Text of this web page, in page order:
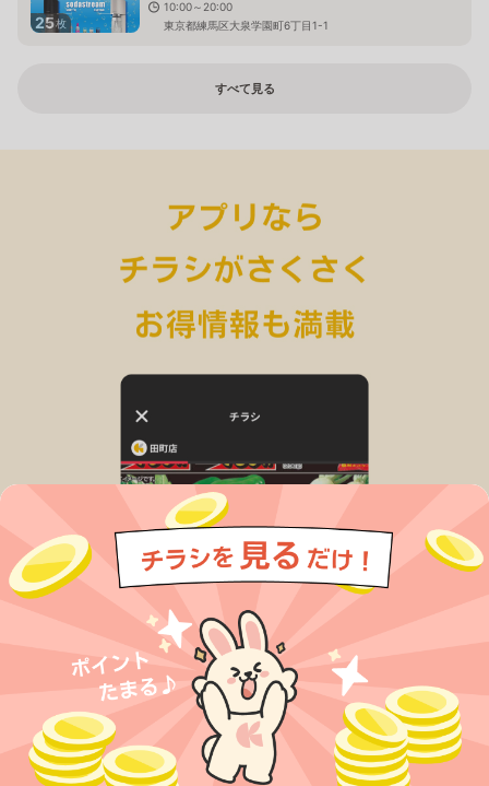
25枚
10:00～20:00
東京都練馬区大泉学園町6丁目1-1
すべて見る